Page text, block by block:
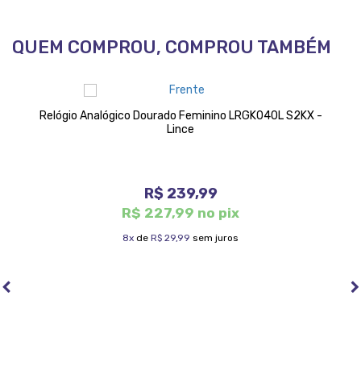
QUEM COMPROU, COMPROU TAMBÉM
Relógio Analógico Dourado Feminino LRGK040L S2KX -
Lince
R$ 239,99
R$ 227,99 no pix
8x de R$ 29,99 sem juros